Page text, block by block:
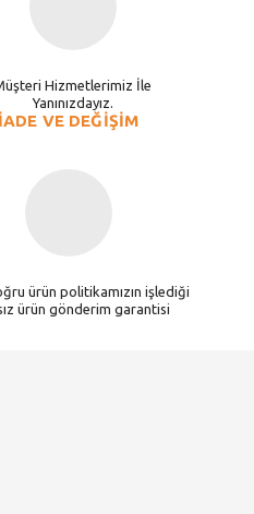
Hizmetlerimiz İle
Yanınızdayız.
İADE VE DEĞİŞİM
ürün politikamızın işlediği
ürün gönderim garantisi